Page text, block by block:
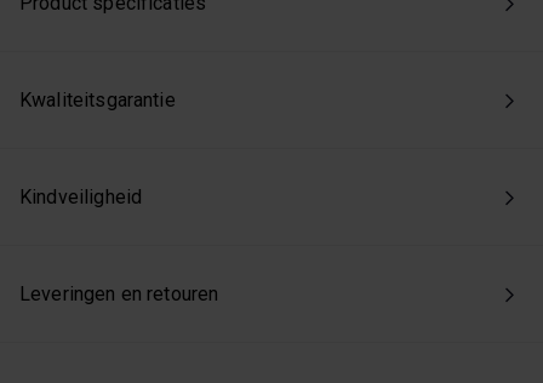
toestemming intrekken via onze cookie-instellingen.
Kwaliteitsgarantie
Kindveiligheid
Leveringen en retouren